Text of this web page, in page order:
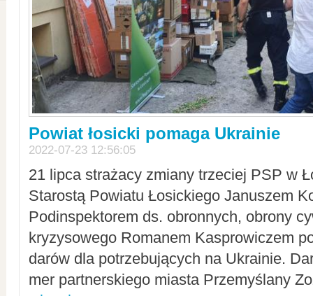
Powiat łosicki pomaga Ukrainie
2022-07-23 12:56:05
21 lipca strażacy zmiany trzeciej PSP w
Starostą Powiatu Łosickiego Januszem
Podinspektorem ds. obronnych, obrony
kryzysowego Romanem Kasprowiczem
darów dla potrzebujących na Ukrainie.
mer partnerskiego miasta Przemyślany